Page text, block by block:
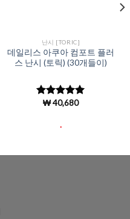
난시 [TORIC]
데일리스 아쿠아 컴포트 플러
스 난시 (토릭) (30개들이)
5 중에서
₩40,680
.